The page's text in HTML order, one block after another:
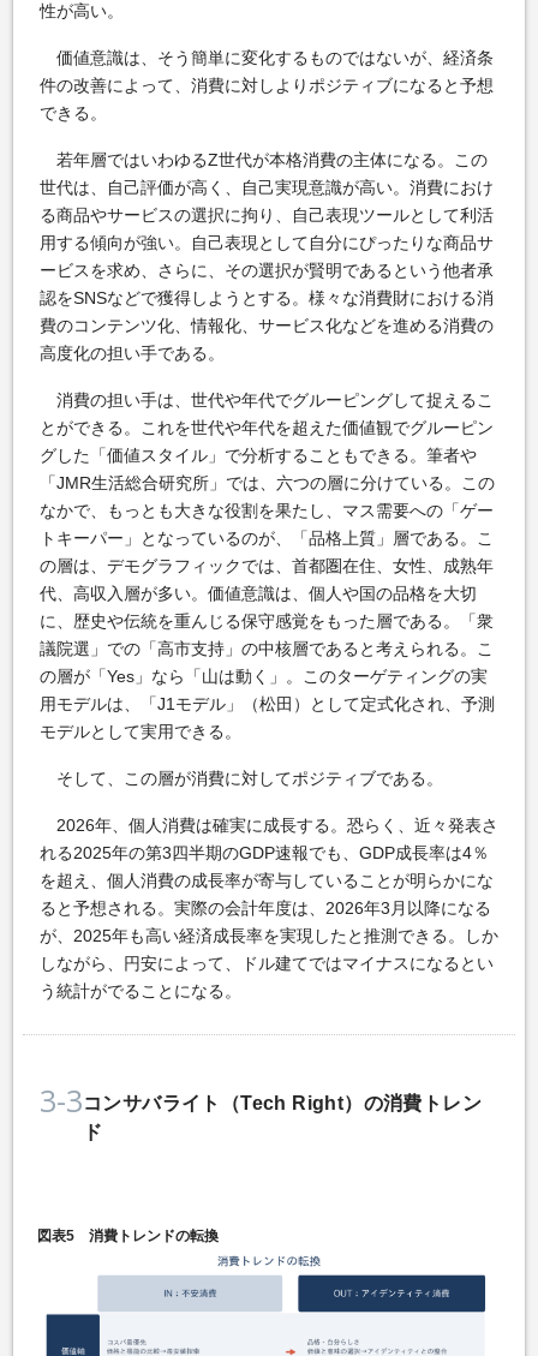
性が高い。
価値意識は、そう簡単に変化するものではないが、経済条
件の改善によって、消費に対しよりポジティブになると予想
できる。
若年層ではいわゆるZ世代が本格消費の主体になる。この
世代は、自己評価が高く、自己実現意識が高い。消費におけ
る商品やサービスの選択に拘り、自己表現ツールとして利活
用する傾向が強い。自己表現として自分にぴったりな商品サ
ービスを求め、さらに、その選択が賢明であるという他者承
認をSNSなどで獲得しようとする。様々な消費財における消
費のコンテンツ化、情報化、サービス化などを進める消費の
高度化の担い手である。
消費の担い手は、世代や年代でグルーピングして捉えるこ
とができる。これを世代や年代を超えた価値観でグルーピン
グした「価値スタイル」で分析することもできる。筆者や
「JMR生活総合研究所」では、六つの層に分けている。この
なかで、もっとも大きな役割を果たし、マス需要への「ゲー
トキーパー」となっているのが、「品格上質」層である。こ
の層は、デモグラフィックでは、首都圏在住、女性、成熟年
代、高収入層が多い。価値意識は、個人や国の品格を大切
に、歴史や伝統を重んじる保守感覚をもった層である。「衆
議院選」での「高市支持」の中核層であると考えられる。こ
の層が「Yes」なら「山は動く」。このターゲティングの実
用モデルは、「J1モデル」（松田）として定式化され、予測
モデルとして実用できる。
そして、この層が消費に対してポジティブである。
2026年、個人消費は確実に成長する。恐らく、近々発表さ
れる2025年の第3四半期のGDP速報でも、GDP成長率は4％
を超え、個人消費の成長率が寄与していることが明らかにな
ると予想される。実際の会計年度は、2026年3月以降になる
が、2025年も高い経済成長率を実現したと推測できる。しか
しながら、円安によって、ドル建てではマイナスになるとい
う統計がでることになる。
3-3コンサバライト（Tech Right）の消費トレン
ド
図表5 消費トレンドの転換